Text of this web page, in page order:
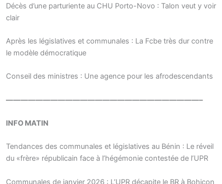
Décès d’une parturiente au CHU Porto-Novo : Talon veut y voir
clair
Après les législatives et communales : La Fcbe très dur contre
le modèle démocratique
Conseil des ministres : Une agence pour les afrodescendants
——————————————————————————–
INFO MATIN
Tendances des communales et législatives au Bénin : Le réveil
du «frère» républicain face à l’hégémonie contestée de l’UPR
Communales de janvier 2026 : L’UPR décapite le BR à Bohicon